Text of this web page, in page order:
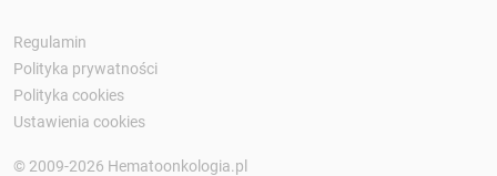
Regulamin
Polityka prywatności
Polityka cookies
Ustawienia cookies
© 2009-2026 Hematoonkologia.pl